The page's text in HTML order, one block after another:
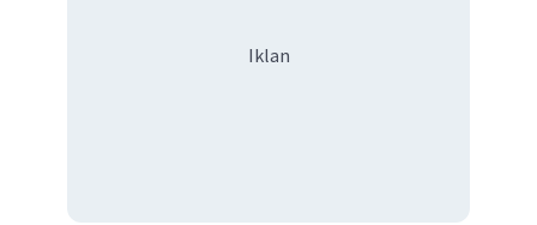
Iklan